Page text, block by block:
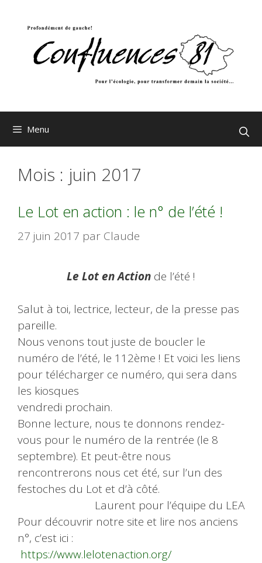
Menu
Mois : juin 2017
Le Lot en action : le n° de l’été !
27 juin 2017 par Claude
Le Lot en Action de l’été !
Salut à toi, lectrice, lecteur, de la presse pas
pareille.
Nous venons tout juste de boucler le
numéro de l’été, le 112ème ! Et voici les liens
pour télécharger ce numéro, qui sera dans
les kiosques
vendredi prochain.
Bonne lecture, nous te donnons rendez-
vous pour le numéro de la rentrée (le 8
septembre). Et peut-être nous
rencontrerons nous cet été, sur l’un des
festoches du Lot et d’à côté.
Laurent pour l’équipe du LEA
Pour découvrir notre site et lire nos anciens
n°, c’est ici :
https://www.lelotenaction.org/